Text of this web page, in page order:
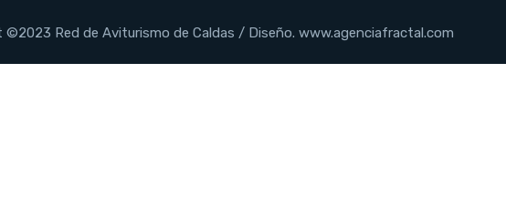
©2023 Red de Aviturismo de Caldas / Diseño. www.agenciafractal.com